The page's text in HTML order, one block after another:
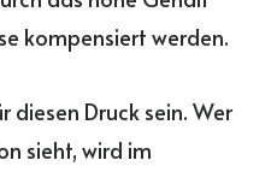
kompensiert werden.
diesen Druck sein. Wer
sieht, wird im